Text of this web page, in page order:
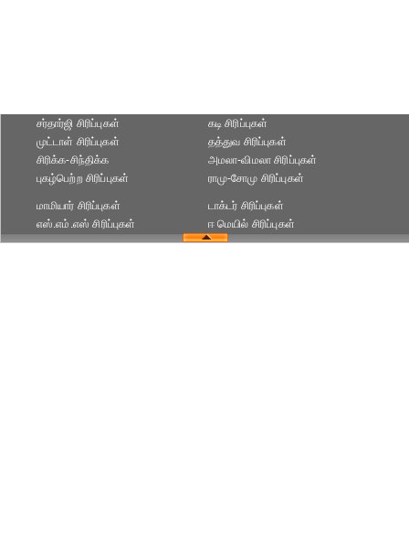
சர்தார்ஜி சிரிப்புகள்
முட்டாள் சிரிப்புகள்
கடி சிரிப்புகள்
தத்துவ சிரிப்புகள்
சிரிக்க-சிந்திக்க
புகழ்பெற்ற சிரிப்புகள்
அமலா-விமலா சிரிப்புகள்
ராமு-சோமு சிரிப்புகள்
மாமியார் சிரிப்புகள்
எஸ்.எம்.எஸ் சிரிப்புகள்
டாக்டர் சிரிப்புகள்
ஈ மெயில் சிரிப்புகள்